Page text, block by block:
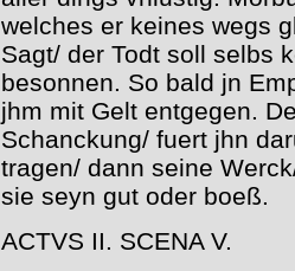
welches er keines wegs
Sagt/ der Todt soll selbs
besonnen. So bald jn
jhm mit Gelt entgegen.
Schanckung/ fuert jhn
tragen/ dann seine
sie seyn gut oder boeß.
ACTVS II. SCENA V.